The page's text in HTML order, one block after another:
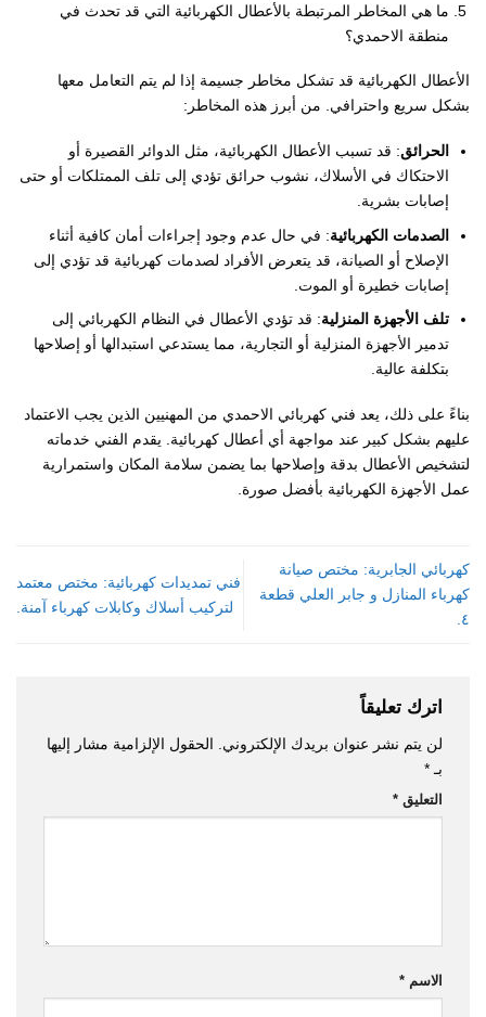
ما هي المخاطر المرتبطة بالأعطال الكهربائية التي قد تحدث في
منطقة الاحمدي؟
الأعطال الكهربائية قد تشكل مخاطر جسيمة إذا لم يتم التعامل معها
بشكل سريع واحترافي. من أبرز هذه المخاطر:
الحرائق: قد تسبب الأعطال الكهربائية، مثل الدوائر القصيرة أو
الاحتكاك في الأسلاك، نشوب حرائق تؤدي إلى تلف الممتلكات أو حتى
إصابات بشرية.
الصدمات الكهربائية: في حال عدم وجود إجراءات أمان كافية أثناء
الإصلاح أو الصيانة، قد يتعرض الأفراد لصدمات كهربائية قد تؤدي إلى
إصابات خطيرة أو الموت.
تلف الأجهزة المنزلية: قد تؤدي الأعطال في النظام الكهربائي إلى
تدمير الأجهزة المنزلية أو التجارية، مما يستدعي استبدالها أو إصلاحها
بتكلفة عالية.
بناءً على ذلك، يعد فني كهربائي الاحمدي من المهنيين الذين يجب الاعتماد
عليهم بشكل كبير عند مواجهة أي أعطال كهربائية. يقدم الفني خدماته
لتشخيص الأعطال بدقة وإصلاحها بما يضمن سلامة المكان واستمرارية
عمل الأجهزة الكهربائية بأفضل صورة.
كهربائي الجابرية: مختص صيانة
كهرباء المنازل و جابر العلي قطعة
٤.
فني تمديدات كهربائية: مختص معتمد
لتركيب أسلاك وكابلات كهرباء آمنة.
اترك تعليقاً
لن يتم نشر عنوان بريدك الإلكتروني.
الحقول الإلزامية مشار إليها
بـ *
التعليق *
الاسم *